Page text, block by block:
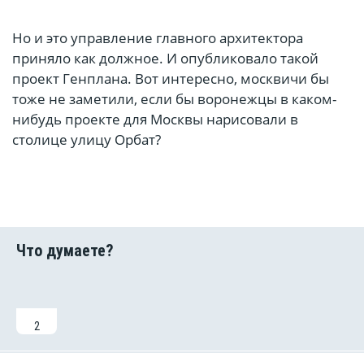
Но и это управление главного архитектора
приняло как должное. И опубликовало такой
проект Генплана. Вот интересно, москвичи бы
тоже не заметили, если бы воронежцы в каком-
нибудь проекте для Москвы нарисовали в
столице улицу Орбат?
2